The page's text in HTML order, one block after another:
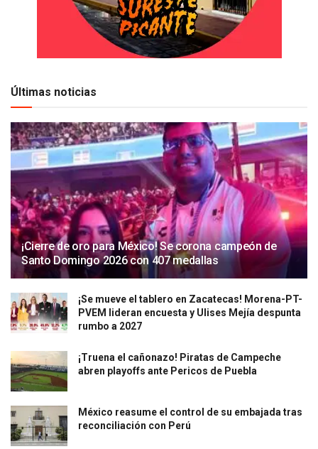
Últimas noticias
¡Cierre de oro para México! Se corona campeón de
Santo Domingo 2026 con 407 medallas
¡Se mueve el tablero en Zacatecas! Morena-PT-
PVEM lideran encuesta y Ulises Mejía despunta
rumbo a 2027
¡Truena el cañonazo! Piratas de Campeche
abren playoffs ante Pericos de Puebla
México reasume el control de su embajada tras
reconciliación con Perú